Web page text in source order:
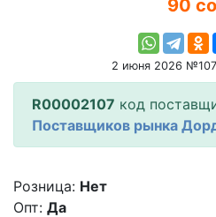
90
2 июня 2026
R00002107 код
Поставщиков рынка
Розница: Нет
Опт: Да